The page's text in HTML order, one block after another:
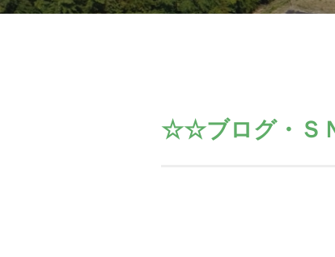
☆☆ブログ・Ｓ